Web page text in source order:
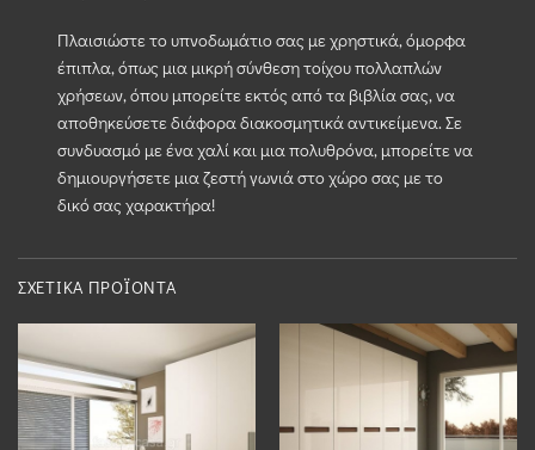
Πλαισιώστε το υπνοδωμάτιο σας με χρηστικά, όμορφα
έπιπλα, όπως μια μικρή σύνθεση τοίχου πολλαπλών
χρήσεων, όπου μπορείτε εκτός από τα βιβλία σας, να
αποθηκεύσετε διάφορα διακοσμητικά αντικείμενα. Σε
συνδυασμό με ένα χαλί και μια πολυθρόνα, μπορείτε να
δημιουργήσετε μια ζεστή γωνιά στο χώρο σας με το
δικό σας χαρακτήρα!
ΣΧΕΤΙΚΆ ΠΡΟΪΌΝΤΑ